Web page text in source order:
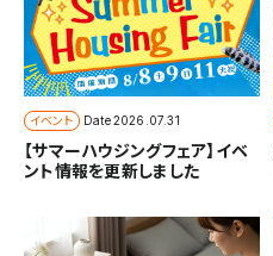
イベント Date2026.07.31
【サマーハウジングフェア】イベ
ント情報を更新しました